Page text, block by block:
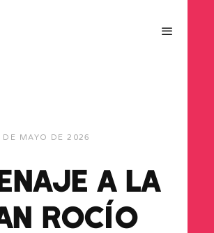
DE MAYO DE 2026
A LA
ROCÍO